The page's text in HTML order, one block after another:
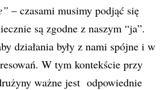
– czasami musimy podjąć się
są zgodne z naszym “ja”.
działania były z nami spójne i w
W tym kontekście przy
ważne jest odpowiednie